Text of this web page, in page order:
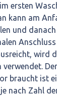
ersten
kann am
und
Anschluss
wird
braucht ist
nach Zahl